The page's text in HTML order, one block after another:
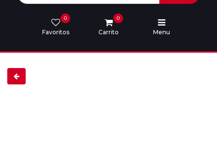
Favoritos
0
Carrito
0
Menu
Descargar